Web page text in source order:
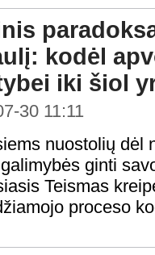
kodėl
iki šiol
30 11:11
nuostolių dėl
ginti
Teismas
proceso